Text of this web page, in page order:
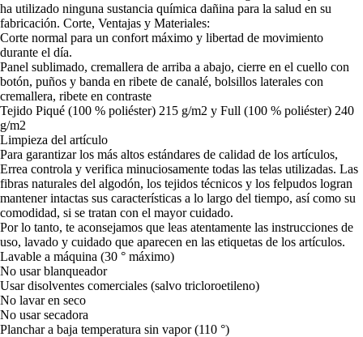
ha utilizado ninguna sustancia química dañina para la salud en su
fabricación. Corte, Ventajas y Materiales:
Corte normal para un confort máximo y libertad de movimiento
durante el día.
Panel sublimado, cremallera de arriba a abajo, cierre en el cuello con
botón, puños y banda en ribete de canalé, bolsillos laterales con
cremallera, ribete en contraste
Tejido Piqué (100 % poliéster) 215 g/m2 y Full (100 % poliéster) 240
g/m2
Limpieza del artículo
Para garantizar los más altos estándares de calidad de los artículos,
Errea controla y verifica minuciosamente todas las telas utilizadas. Las
fibras naturales del algodón, los tejidos técnicos y los felpudos logran
mantener intactas sus características a lo largo del tiempo, así como su
comodidad, si se tratan con el mayor cuidado.
Por lo tanto, te aconsejamos que leas atentamente las instrucciones de
uso, lavado y cuidado que aparecen en las etiquetas de los artículos.
Lavable a máquina (30 ° máximo)
No usar blanqueador
Usar disolventes comerciales (salvo tricloroetileno)
No lavar en seco
No usar secadora
Planchar a baja temperatura sin vapor (110 °)